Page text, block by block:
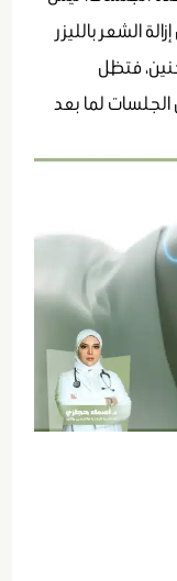
الشعر بالليزر
فتظل
لما بعد